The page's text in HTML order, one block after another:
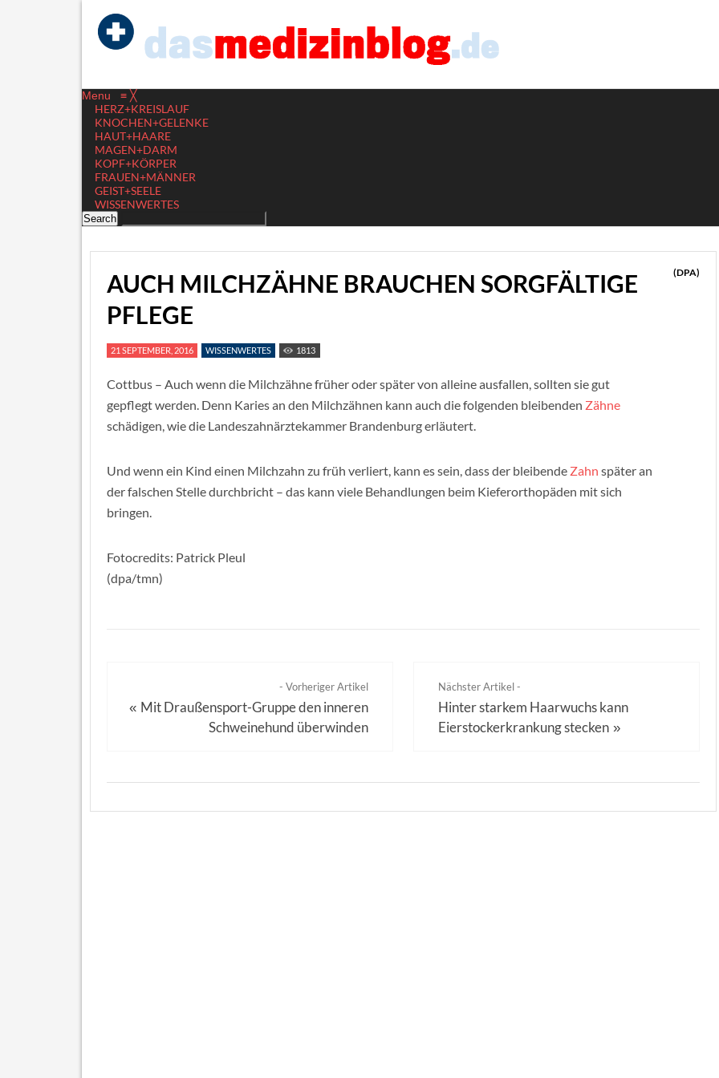
Menu ≡ ╳
HERZ+KREISLAUF
KNOCHEN+GELENKE
HAUT+HAARE
MAGEN+DARM
KOPF+KÖRPER
FRAUEN+MÄNNER
GEIST+SEELE
WISSENWERTES
AUCH MILCHZÄHNE BRAUCHEN SORGFÄLTIGE
PFLEGE
(DPA)
21 SEPTEMBER, 2016 WISSENWERTES 1813
Cottbus – Auch wenn die Milchzähne früher oder später von alleine ausfallen, sollten sie gut
gepflegt werden. Denn Karies an den Milchzähnen kann auch die folgenden bleibenden Zähne
schädigen, wie die Landeszahnärztekammer Brandenburg erläutert.
Und wenn ein Kind einen Milchzahn zu früh verliert, kann es sein, dass der bleibende Zahn später an
der falschen Stelle durchbricht – das kann viele Behandlungen beim Kieferorthopäden mit sich
bringen.
Fotocredits: Patrick Pleul
(dpa/tmn)
- Vorheriger Artikel
« Mit Draußensport-Gruppe den inneren
Schweinehund überwinden
Nächster Artikel -
Hinter starkem Haarwuchs kann
Eierstockerkrankung stecken »